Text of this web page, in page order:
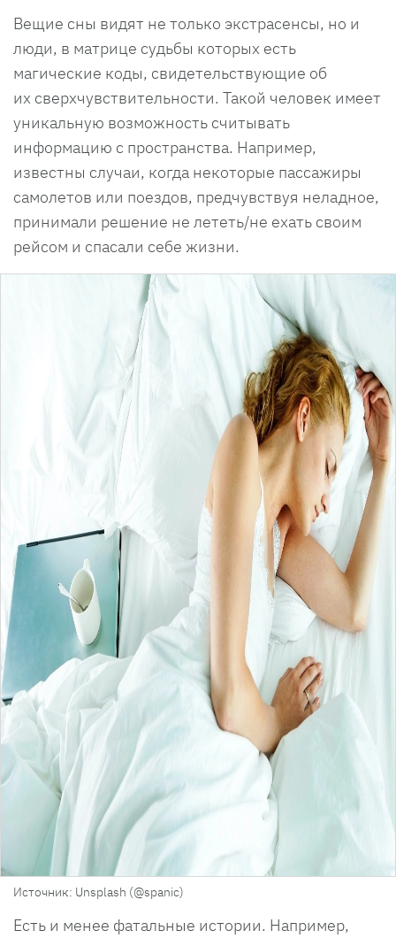
Вещие сны видят не только экстрасенсы, но и
люди, в матрице судьбы которых есть
магические коды, свидетельствующие об
их сверхчувствительности. Такой человек имеет
уникальную возможность считывать
информацию с пространства. Например,
известны случаи, когда некоторые пассажиры
самолетов или поездов, предчувствуя неладное,
принимали решение не лететь/не ехать своим
рейсом и спасали себе жизни.
Источник: Unsplash (@spanic)
Есть и менее фатальные истории. Например,